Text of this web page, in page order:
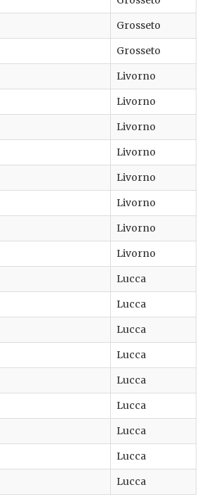
Grosseto
Grosseto
Livorno
Livorno
Livorno
Livorno
Livorno
Livorno
Livorno
Livorno
Lucca
Lucca
Lucca
Lucca
Lucca
Lucca
Lucca
Lucca
Lucca